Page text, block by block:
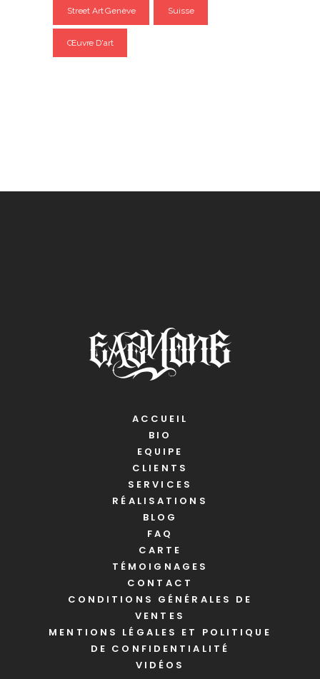
Street Art Genève Suisse
Œuvre D'art
ACCUEIL
BIO
EQUIPE
CLIENTS
SERVICES
RÉALISATIONS
BLOG
FAQ
CARTE
TÉMOIGNAGES
CONTACT
CONDITIONS GÉNÉRALES DE
VENTES
MENTIONS LÉGALES ET POLITIQUE
DE CONFIDENTIALITÉ
VIDÉOS